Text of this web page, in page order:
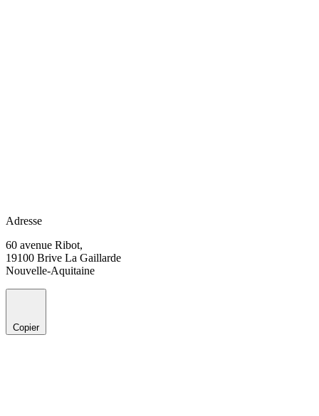
Adresse
60 avenue Ribot,
19100 Brive La Gaillarde
Nouvelle-Aquitaine
Copier